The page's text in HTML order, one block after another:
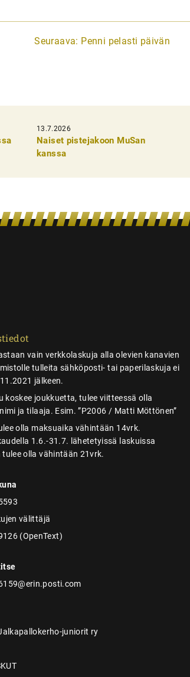
Seuraava: Penni pelasti päivän
13.7.2026
Naiset pistejakoon MuSan
kanssa
vain verkkolaskuja alla olevien kanavien
tulleita sähköposti- tai paperilaskuja ei
jälkeen.
koskee joukkuetta, tulee viitteessä olla
ja tilaaja. Esim. ”P2006 / Matti Möttönen”
olla maksuaika vähintään 14vrk.
1.6.-31.7. lähetetyissä laskuissa
tulee olla vähintään 21vrk.
välittäjä
(OpenText)
juniorit ry